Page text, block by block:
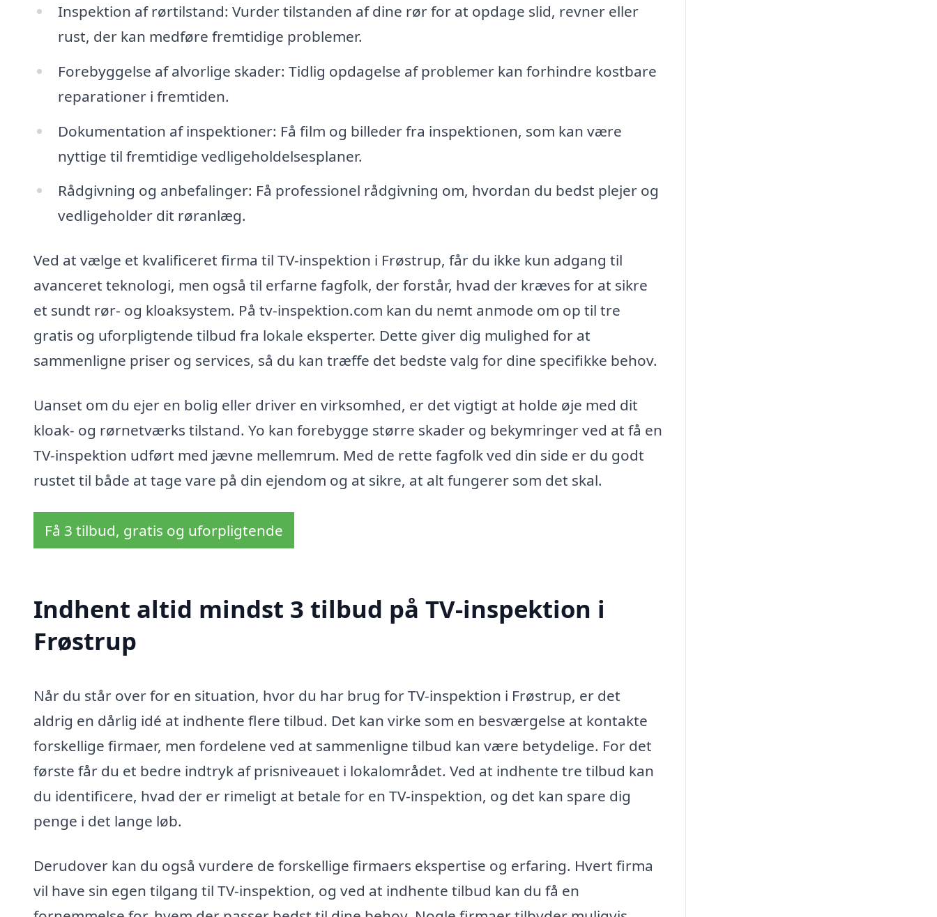
Inspektion af rørtilstand: Vurder tilstanden af dine rør for at opdage slid, revner eller
rust, der kan medføre fremtidige problemer.
Forebyggelse af alvorlige skader: Tidlig opdagelse af problemer kan forhindre kostbare
reparationer i fremtiden.
Dokumentation af inspektioner: Få film og billeder fra inspektionen, som kan være
nyttige til fremtidige vedligeholdelsesplaner.
Rådgivning og anbefalinger: Få professionel rådgivning om, hvordan du bedst plejer og
vedligeholder dit røranlæg.
Ved at vælge et kvalificeret firma til TV-inspektion i Frøstrup, får du ikke kun adgang til
avanceret teknologi, men også til erfarne fagfolk, der forstår, hvad der kræves for at sikre
et sundt rør- og kloaksystem. På tv-inspektion.com kan du nemt anmode om op til tre
gratis og uforpligtende tilbud fra lokale eksperter. Dette giver dig mulighed for at
sammenligne priser og services, så du kan træffe det bedste valg for dine specifikke behov.
Uanset om du ejer en bolig eller driver en virksomhed, er det vigtigt at holde øje med dit
kloak- og rørnetværks tilstand. Yo kan forebygge større skader og bekymringer ved at få en
TV-inspektion udført med jævne mellemrum. Med de rette fagfolk ved din side er du godt
rustet til både at tage vare på din ejendom og at sikre, at alt fungerer som det skal.
Få 3 tilbud, gratis og uforpligtende
Indhent altid mindst 3 tilbud på TV-inspektion i
Frøstrup
Når du står over for en situation, hvor du har brug for TV-inspektion i Frøstrup, er det
aldrig en dårlig idé at indhente flere tilbud. Det kan virke som en besværgelse at kontakte
forskellige firmaer, men fordelene ved at sammenligne tilbud kan være betydelige. For det
første får du et bedre indtryk af prisniveauet i lokalområdet. Ved at indhente tre tilbud kan
du identificere, hvad der er rimeligt at betale for en TV-inspektion, og det kan spare dig
penge i det lange løb.
Derudover kan du også vurdere de forskellige firmaers ekspertise og erfaring. Hvert firma
vil have sin egen tilgang til TV-inspektion, og ved at indhente tilbud kan du få en